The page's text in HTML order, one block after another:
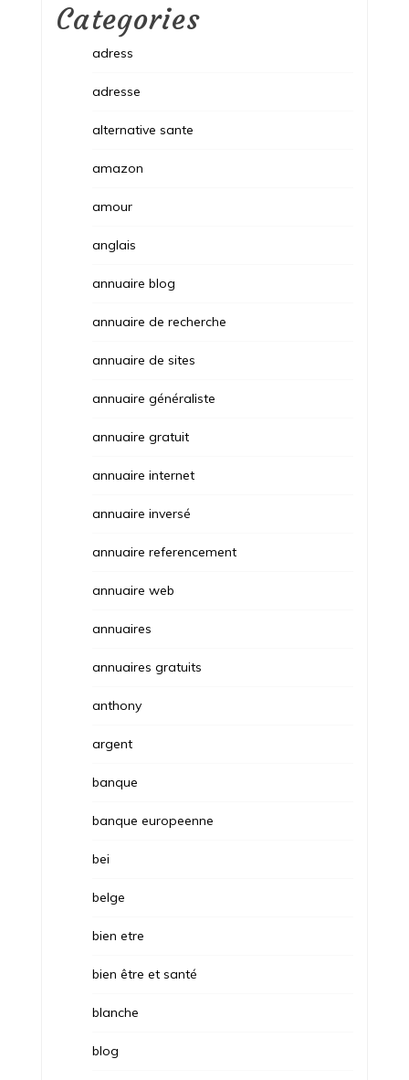
Categories
adress
adresse
alternative sante
amazon
amour
anglais
annuaire blog
annuaire de recherche
annuaire de sites
annuaire généraliste
annuaire gratuit
annuaire internet
annuaire inversé
annuaire referencement
annuaire web
annuaires
annuaires gratuits
anthony
argent
banque
banque europeenne
bei
belge
bien etre
bien être et santé
blanche
blog